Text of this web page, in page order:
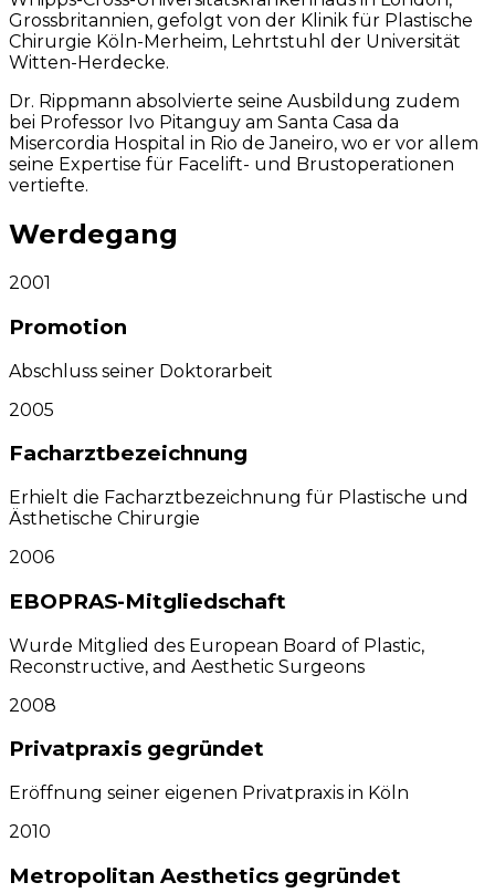
Grossbritannien, gefolgt von der Klinik für Plastische
Chirurgie Köln-Merheim, Lehrtstuhl der Universität
Witten-Herdecke.
Dr. Rippmann absolvierte seine Ausbildung zudem
bei Professor Ivo Pitanguy am Santa Casa da
Misercordia Hospital in Rio de Janeiro, wo er vor allem
seine Expertise für Facelift- und Brustoperationen
vertiefte.
Werdegang
2001
Promotion
Abschluss seiner Doktorarbeit
2005
Facharztbezeichnung
Erhielt die Facharztbezeichnung für Plastische und
Ästhetische Chirurgie
2006
EBOPRAS-Mitgliedschaft
Wurde Mitglied des European Board of Plastic,
Reconstructive, and Aesthetic Surgeons
2008
Privatpraxis gegründet
Eröffnung seiner eigenen Privatpraxis in Köln
2010
Metropolitan Aesthetics gegründet